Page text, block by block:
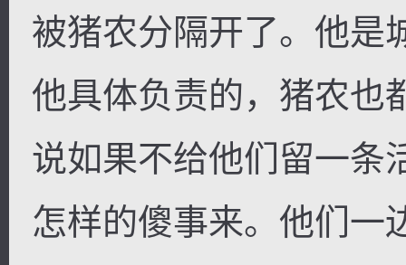
被猪农分隔开了。他是
他具体负责的，猪农也
说如果不给他们留一条
怎样的傻事来。他们一